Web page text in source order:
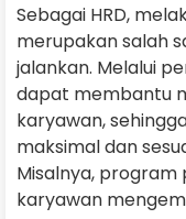
Sebagai HRD,
merupakan salah
jalankan. Melalui
dapat membantu
karyawan,
maksimal dan
Misalnya,
karyawan